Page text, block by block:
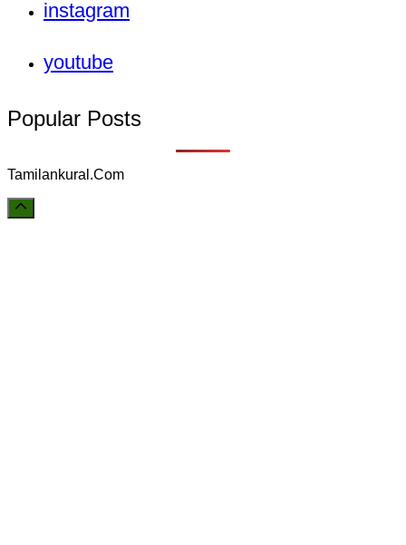
instagram
youtube
Popular Posts
Tamilankural.Com